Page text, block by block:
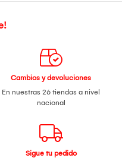
Cambios y devoluciones
En nuestras 26 tiendas a nivel
nacional
Sigue tu pedido